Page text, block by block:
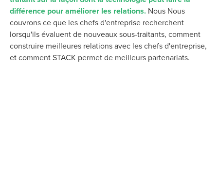
différence pour améliorer les relations. Nous Nous
couvrons ce que les chefs d'entreprise recherchent
lorsqu'ils évaluent de nouveaux sous-traitants, comment
construire meilleures relations avec les chefs d'entreprise,
et comment STACK permet de meilleurs partenariats.